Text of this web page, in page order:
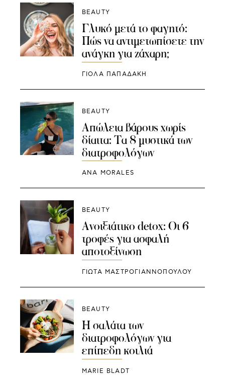
BEAUTY
Γλυκό μετά το φαγητό:
Πώς να αντιμετωπίσετε την
ανάγκη για ζάχαρη;
ΓΙΌΛΑ ΠΑΠΑΔΆΚΗ
BEAUTY
Απώλεια βάρους χωρίς
δίαιτα: Τα 8 μυστικά των
διατροφολόγων
ANA MORALES
BEAUTY
Ανοιξιάτικο detox: Οι 6
τροφές για ασφαλή
αποτοξίνωση
ΓΙΩΤΑ ΜΑΣΤΡΟΓΙΑΝΝΟΠΟΥΛΟΥ
BEAUTY
Η σαλάτα των
διατροφολόγων για
επίπεδη κοιλιά
MARIE BLADT